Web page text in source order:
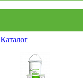
Каталог